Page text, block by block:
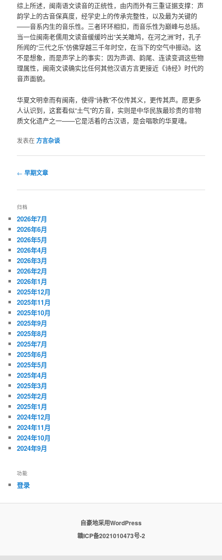
综上所述，闽南语文读音的正统性，由内而外有三重证据支撑：声
韵学上的古音保真度，经学史上的传承完整性，以及最为关键的
——音系内生的音乐性。三者环环相扣，而音乐性为巅峰与总括。
当一位闽南老儒用文读音缓缓吟出“关关雎鸠，在河之洲”时，孔子
所闻的“三代之乐”仿佛穿越三千年时空，在当下的空气中振动。这
不是想象，而是声学上的事实：因为声调、韵尾、连读变调这些物
理属性，闽南文读确实比任何其他汉语方言更接近《诗经》时代的
音声面貌。
华夏文明幸而有闽南，使得“诗教”不仅传其义，更传其声。愿更多
人认识到，这套看似“土气”的方音，实则是中华民族最珍贵的非物
质文化遗产之一——它是活着的古汉语，是会唱歌的华夏魂。
发表在方言杂谈
文
导
航
← 早期文章
归档
2026年7月
2026年6月
2026年5月
2026年4月
2026年3月
2026年2月
2026年1月
2025年12月
2025年11月
2025年10月
2025年9月
2025年8月
2025年7月
2025年6月
2025年5月
2025年4月
2025年3月
2025年2月
2025年1月
2024年12月
2024年11月
2024年10月
2024年9月
功能
登录
自豪地采用WordPress
赣ICP备2021010473号-2